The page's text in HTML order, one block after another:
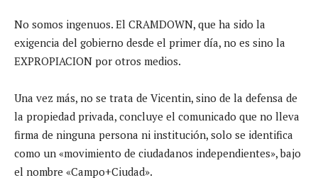
No somos ingenuos. El CRAMDOWN, que ha sido la
exigencia del gobierno desde el primer día, no es sino la
EXPROPIACION por otros medios.
Una vez más, no se trata de Vicentin, sino de la defensa de
la propiedad privada, concluye el comunicado que no lleva
firma de ninguna persona ni institución, solo se identifica
como un «movimiento de ciudadanos independientes», bajo
el nombre «Campo+Ciudad».